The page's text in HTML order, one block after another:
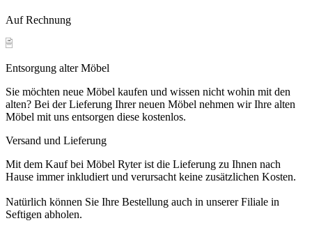
Auf Rechnung
Entsorgung alter Möbel
Sie möchten neue Möbel kaufen und wissen nicht wohin mit den
alten? Bei der Lieferung Ihrer neuen Möbel nehmen wir Ihre alten
Möbel mit uns entsorgen diese kostenlos.
Versand und Lieferung
Mit dem Kauf bei Möbel Ryter ist die Lieferung zu Ihnen nach
Hause immer inkludiert und verursacht keine zusätzlichen Kosten.
Natürlich können Sie Ihre Bestellung auch in unserer Filiale in
Seftigen abholen.